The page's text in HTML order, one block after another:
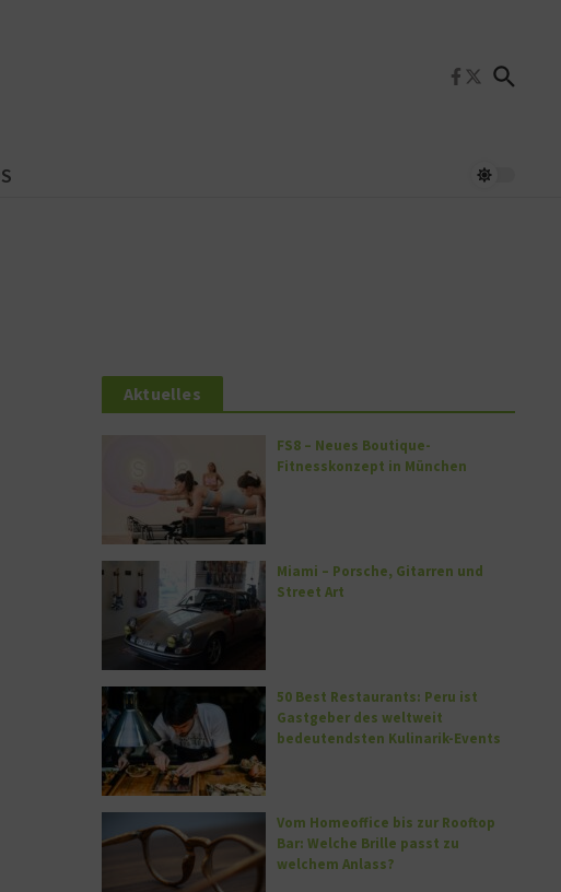
Aktuelles
FS8 – Neues Boutique-
Fitnesskonzept in München
Miami – Porsche, Gitarren und
Street Art
50 Best Restaurants: Peru ist
Gastgeber des weltweit
bedeutendsten Kulinarik-Events
Vom Homeoffice bis zur Rooftop
Bar: Welche Brille passt zu
welchem Anlass?